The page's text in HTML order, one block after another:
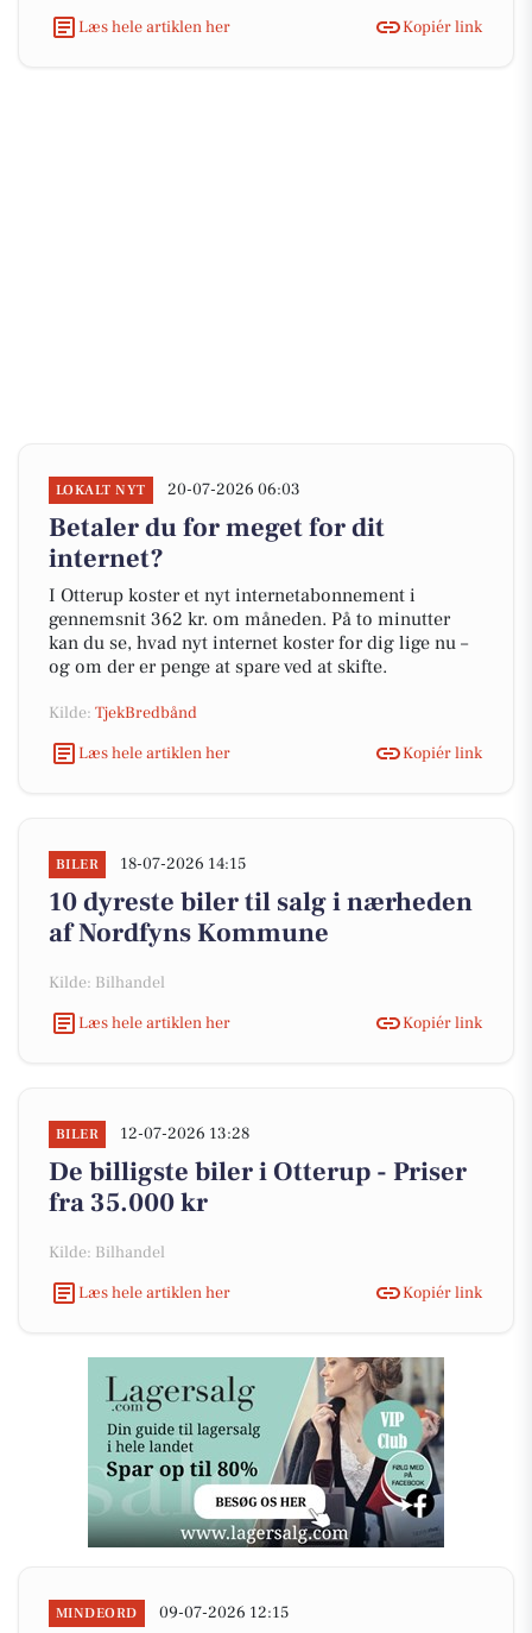
Læs hele artiklen her Kopiér link
LOKALT NYT 20-07-2026 06:03
Betaler du for meget for dit
internet?
I Otterup koster et nyt internetabonnement i
gennemsnit 362 kr. om måneden. På to minutter
kan du se, hvad nyt internet koster for dig lige nu –
og om der er penge at spare ved at skifte.
Kilde: TjekBredbånd
Læs hele artiklen her
Kopiér link
BILER 18-07-2026 14:15
10 dyreste biler til salg i nærheden
af Nordfyns Kommune
Kilde: Bilhandel
Læs hele artiklen her
Kopiér link
BILER 12-07-2026 13:28
De billigste biler i Otterup - Priser
fra 35.000 kr
Kilde: Bilhandel
Læs hele artiklen her
Kopiér link
MINDEORD 09-07-2026 12:15